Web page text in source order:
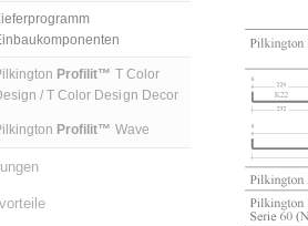
Profilit™ T Color
/ T Color Design Decor
Profilit™ Wave